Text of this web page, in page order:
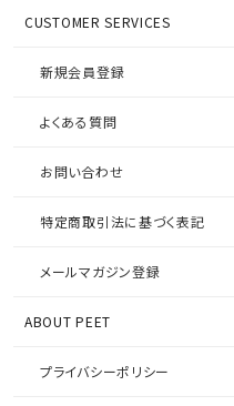
CUSTOMER SERVICES
新規会員登録
よくある質問
お問い合わせ
特定商取引法に基づく表記
メールマガジン登録
ABOUT PEET
プライバシーポリシー